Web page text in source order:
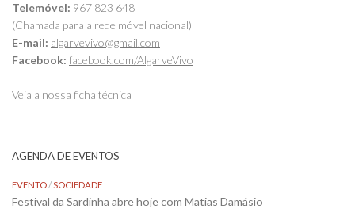
Telemóvel: 967 823 648
(Chamada para a rede móvel nacional)
E-mail: algarvevivo@gmail.com
Facebook: facebook.com/AlgarveVivo
Veja a nossa ficha técnica
AGENDA DE EVENTOS
EVENTO / SOCIEDADE
Festival da Sardinha abre hoje com Matias Damásio